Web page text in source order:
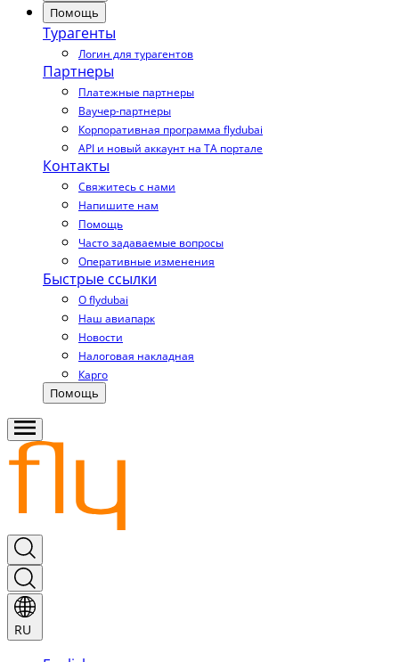
Помощь
Турагенты
Логин для турагентов
Партнеры
Платежные партнеры
Ваучер-партнеры
Корпоративная программа flydubai
API и новый аккаунт на TA портале
Контакты
Свяжитесь с нами
Напишите нам
Помощь
Часто задаваемые вопросы
Оперативные изменения
Быстрые ссылки
О flydubai
Наш авиапарк
Новости
Налоговая накладная
Карго
Помощь
RU